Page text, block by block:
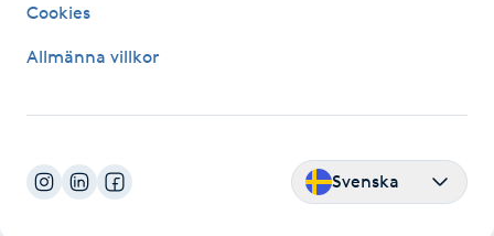
LPG-massage
Lymfmassage
Cookies
Allmänna villkor
Svenska